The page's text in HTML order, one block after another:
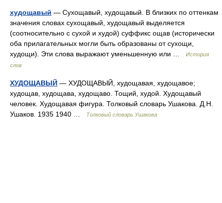
худощавый — Сухощавый, худощавый. В близких по оттенкам
значения словах сухощавый, худощавый выделяется
(соотносительно с сухой и худой) суффикс ощав (исторически
оба прилагательных могли быть образованы от сухощи,
худощи). Эти слова выражают уменьшенную или …
История
слов
ХУДОЩАВЫЙ — ХУДОЩАВЫЙ, худощавая, худощавое;
худощав, худощава, худощаво. Тощий, худой. Худощавый
человек. Худощавая фигура. Толковый словарь Ушакова. Д.Н.
Ушаков. 1935 1940 …
Толковый словарь Ушакова